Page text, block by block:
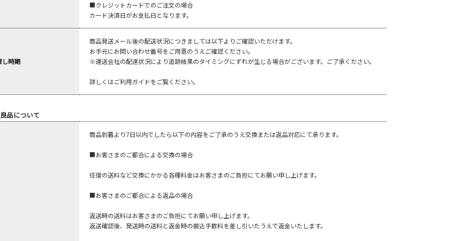
■クレジットカードでのご注文の場合
カード決済日がお支払日となります。
し時期
商品発送メール後の配送状況につきましては以下よりご確認いただけます。
お手元にお問い合わせ番号をご用意のうえご確認ください。
※運送会社の配達状況により追跡結果のタイミングにずれが生じる場合がございます。ご了承ください。
詳しくはご利用ガイドをご覧ください。
品について
商品到着より7日以内でしたら以下の内容をご了承のうえ交換または返品対応にて承ります。
■お客さまのご都合による交換の場合
往復の送料など交換にかかる各種料金はお客さまのご負担にてお願い申し上げます。
■お客さまのご都合による返品の場合
返送時の送料はお客さまのご負担にてお願い申し上げます。
返送確認後、発送時の送料と返金時の振込手数料を差し引いたうえで返金いたします。